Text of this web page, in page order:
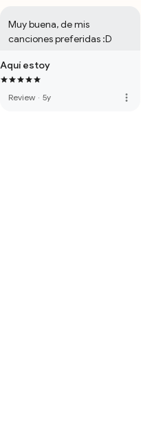
Muy buena, de mis
canciones preferidas :D
Aquí estoy
Review · 5y more_vert